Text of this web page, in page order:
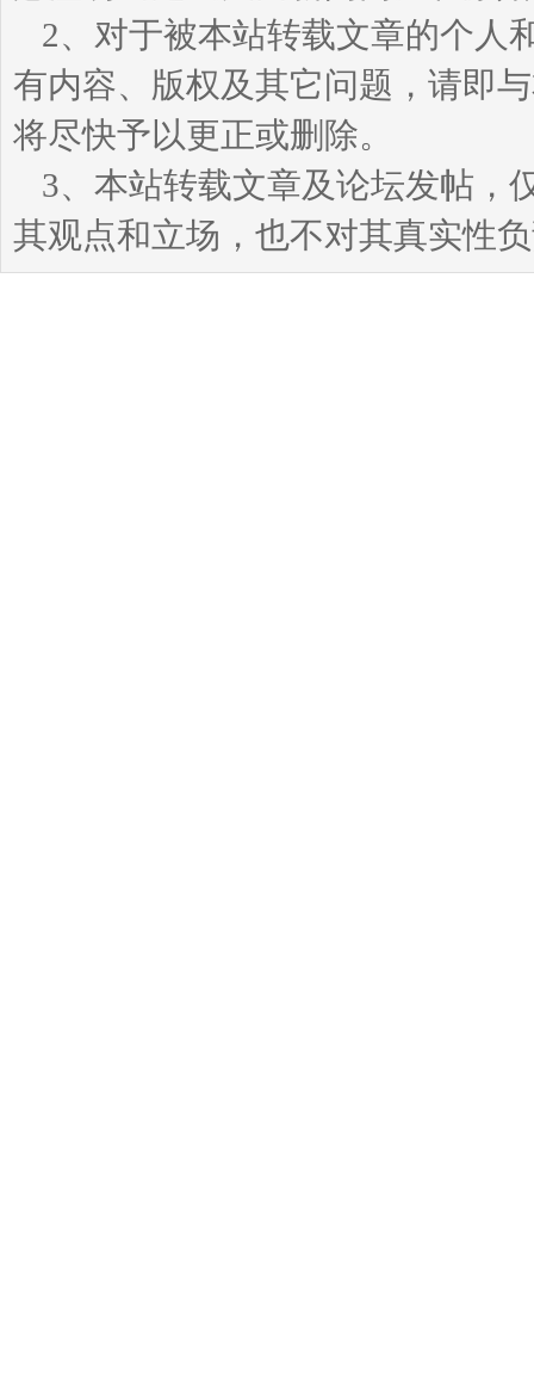
2、对于被本站转载文章的个人
有内容、版权及其它问题，请即
将尽快予以更正或删除。
3、本站转载文章及论坛发帖，
其观点和立场，也不对其真实性